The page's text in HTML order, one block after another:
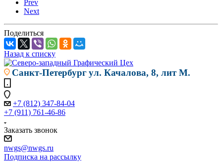
Prev
Next
Поделиться
Назад к списку
Санкт-Петербургул. Качалова, 8, лит М.
+7 (812) 347-84-04
+7 (911) 761-46-86
Заказать звонок
nwgs@nwgs.ru
Подписка на рассылку